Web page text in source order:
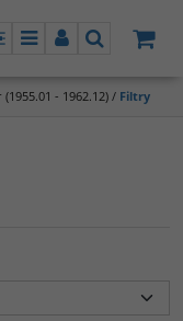
MenuPanelSzukaj
(1955.01 - 1962.12) / Filtry